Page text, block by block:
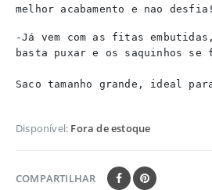
melhor acabamento e nao
-Já vem com as fitas embutidas,
basta puxar e os saquinhos se
Saco tamanho grande, ideal
Disponível: Fora de estoque
COMPARTILHAR